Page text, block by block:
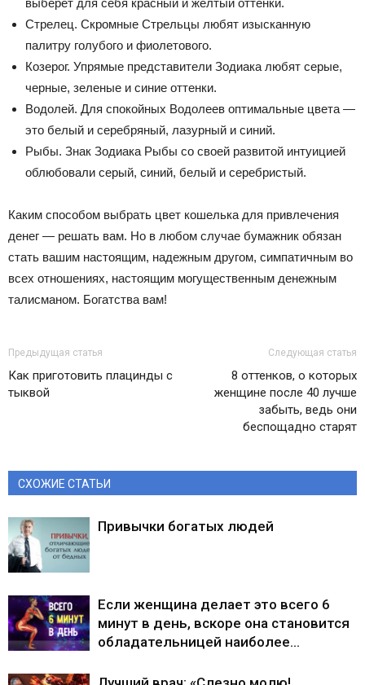
Стрелец. Скромные Стрельцы любят изысканную
палитру голубого и фиолетового.
Козерог. Упрямые представители Зодиака любят серые,
черные, зеленые и синие оттенки.
Водолей. Для спокойных Водолеев оптимальные цвета —
это белый и серебряный, лазурный и синий.
Рыбы. Знак Зодиака Рыбы со своей развитой интуицией
облюбовали серый, синий, белый и серебристый.
Каким способом выбрать цвет кошелька для привлечения
денег — решать вам. Но в любом случае бумажник обязан
стать вашим настоящим, надежным другом, симпатичным во
всех отношениях, настоящим могущественным денежным
талисманом. Богатства вам!
Предыдущая статья
Как приготовить плацинды с
тыквой
Следующая статья
8 оттенков, о которых
женщине после 40 лучше
забыть, ведь они
беспощадно старят
СХОЖИЕ СТАТЬИ
Привычки богатых людей
Если женщина делает это всего 6
минут в день, вскоре она становится
обладательницей наиболее…